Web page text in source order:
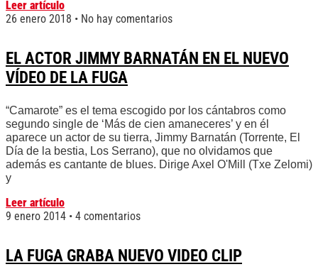
Leer artículo
26 enero 2018
No hay comentarios
EL ACTOR JIMMY BARNATÁN EN EL NUEVO
VÍDEO DE LA FUGA
“Camarote” es el tema escogido por los cántabros como
segundo single de ‘Más de cien amaneceres’ y en él
aparece un actor de su tierra, Jimmy Barnatán (Torrente, El
Día de la bestia, Los Serrano), que no olvidamos que
además es cantante de blues. Dirige Axel O'Mill (Txe Zelomi)
y
Leer artículo
9 enero 2014
4 comentarios
LA FUGA GRABA NUEVO VIDEO CLIP